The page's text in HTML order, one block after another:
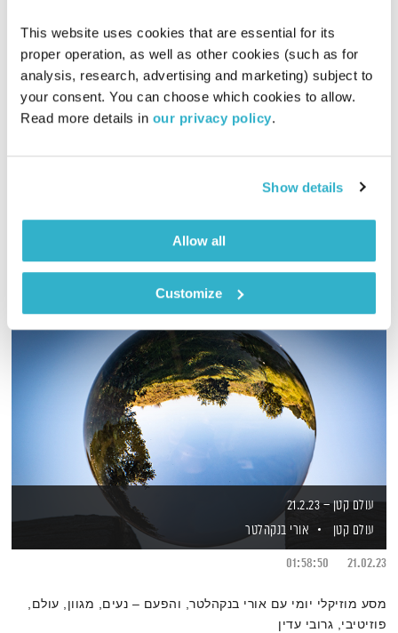
This website uses cookies that are essential for its
proper operation, as well as other cookies (such as for
analysis, research, advertising and marketing) subject to
your consent. You can choose which cookies to allow.
Read more details in our privacy policy.
Show details
Allow all
Customize
פרנס בדרך הביתה
שמעון פרנס
26.07.22
00:55:54
אודיו
עולם קטן – 21.2.23
עולם קטן
אורי בנקהלטר
21.02.23
01:58:50
מסע מוזיקלי יומי עם אורי בנקהלטר, והפעם – נעים, מגוון, עולם,
פוזיטיבי, גרובי עדין